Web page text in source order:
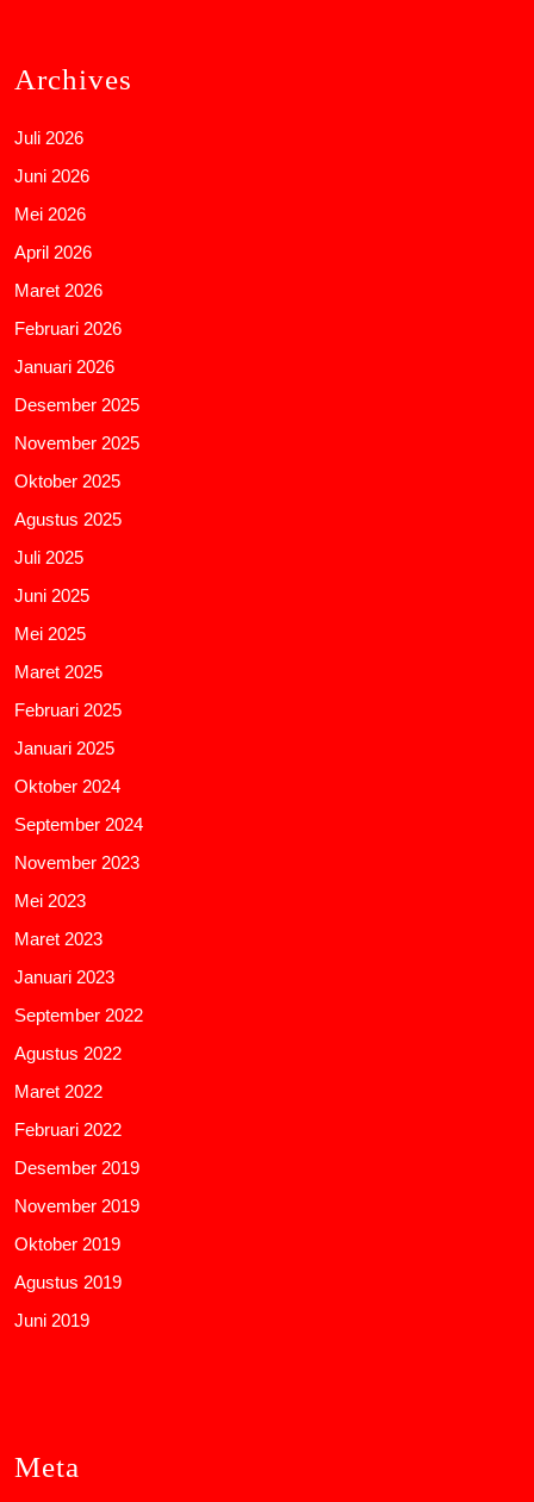
Archives
Juli 2026
Juni 2026
Mei 2026
April 2026
Maret 2026
Februari 2026
Januari 2026
Desember 2025
November 2025
Oktober 2025
Agustus 2025
Juli 2025
Juni 2025
Mei 2025
Maret 2025
Februari 2025
Januari 2025
Oktober 2024
September 2024
November 2023
Mei 2023
Maret 2023
Januari 2023
September 2022
Agustus 2022
Maret 2022
Februari 2022
Desember 2019
November 2019
Oktober 2019
Agustus 2019
Juni 2019
Meta